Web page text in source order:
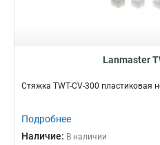
Lanmaster
Стяжка TWT-CV-300 пластиковая
Подробнее
Наличие: В наличии